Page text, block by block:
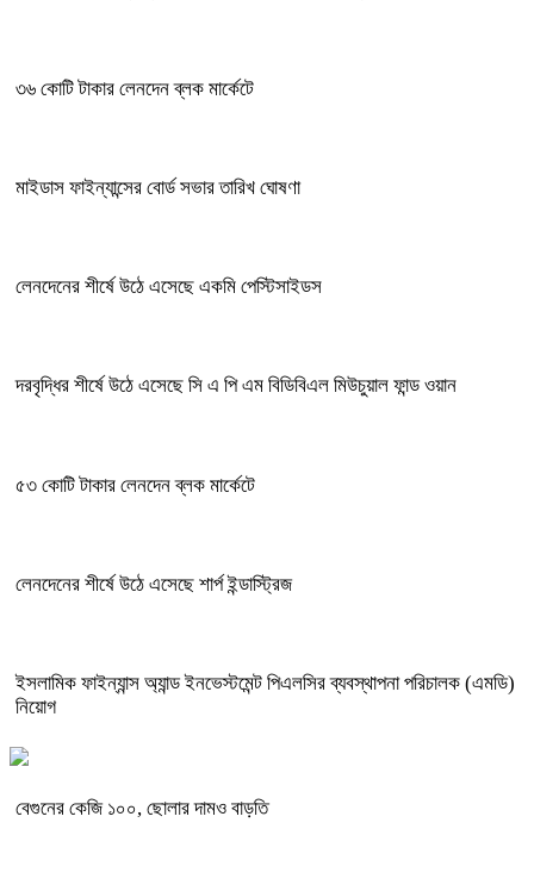
৩৬ কোটি টাকার লেনদেন ব্লক মার্কেটে
মাইডাস ফাইন্যান্সের বোর্ড সভার তারিখ ঘোষণা
লেনদেনের শীর্ষে উঠে এসেছে একমি পেস্টিসাইডস
দরবৃদ্ধির শীর্ষে উঠে এসেছে সি এ পি এম বিডিবিএল মিউচুয়াল ফান্ড ওয়ান
৫৩ কোটি টাকার লেনদেন ব্লক মার্কেটে
লেনদেনের শীর্ষে উঠে এসেছে শার্প ইন্ডাস্ট্রিজ
ইসলামিক ফাইন্যান্স অ্যান্ড ইনভেস্টমেন্ট পিএলসির ব্যবস্থাপনা পরিচালক (এমডি)
নিয়োগ
বেগুনের কেজি ১০০, ছোলার দামও বাড়তি